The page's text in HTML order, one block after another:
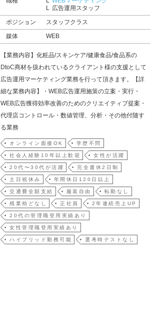
広告運用スタッフ
ポジション
スタッフクラス
媒体
WEB
【業務内容】化粧品/スキンケア/健康食品/食品系の
DtoC商材を扱われているクライアント様の支援として
広告運用マーケティング業務を行って頂きます。【詳
細な業務内容】・WEB広告運用施策の立案・実行・
WEB広告獲得効率改善のためのクリエイティブ提案・
代理店コントロール・数値管理、分析・その他付随す
る業務
オンライン面接OK 学歴不問
社会人経験10年以上歓迎 女性が活躍
20代〜30代が活躍 完全週休2日制
土日祝休み 年間休日120日以上
交通費全額支給 服装自由 転勤なし
残業殆どなし 正社員 2年連続売上UP
20代の管理職登用実績あり
女性管理職登用実績あり
ハイブリッド勤務可能 選考時テストなし